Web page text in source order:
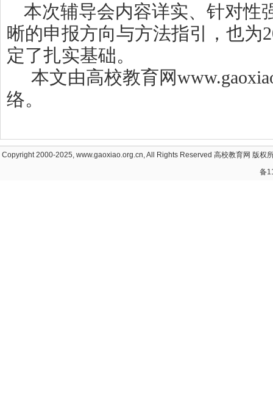
本次辅导会内容详实、针对性
晰的申报方向与方法指引，也为
定了扎实基础。
本文由高校教育网
络。
Copyright 2000-2025, www.gaoxiao.org.cn, All Rights Reserved 高校教育网 版权
备